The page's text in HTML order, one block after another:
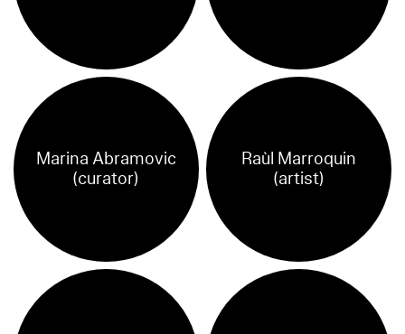
Marina Abramovic
(curator)
Raùl Marroquin
(artist)